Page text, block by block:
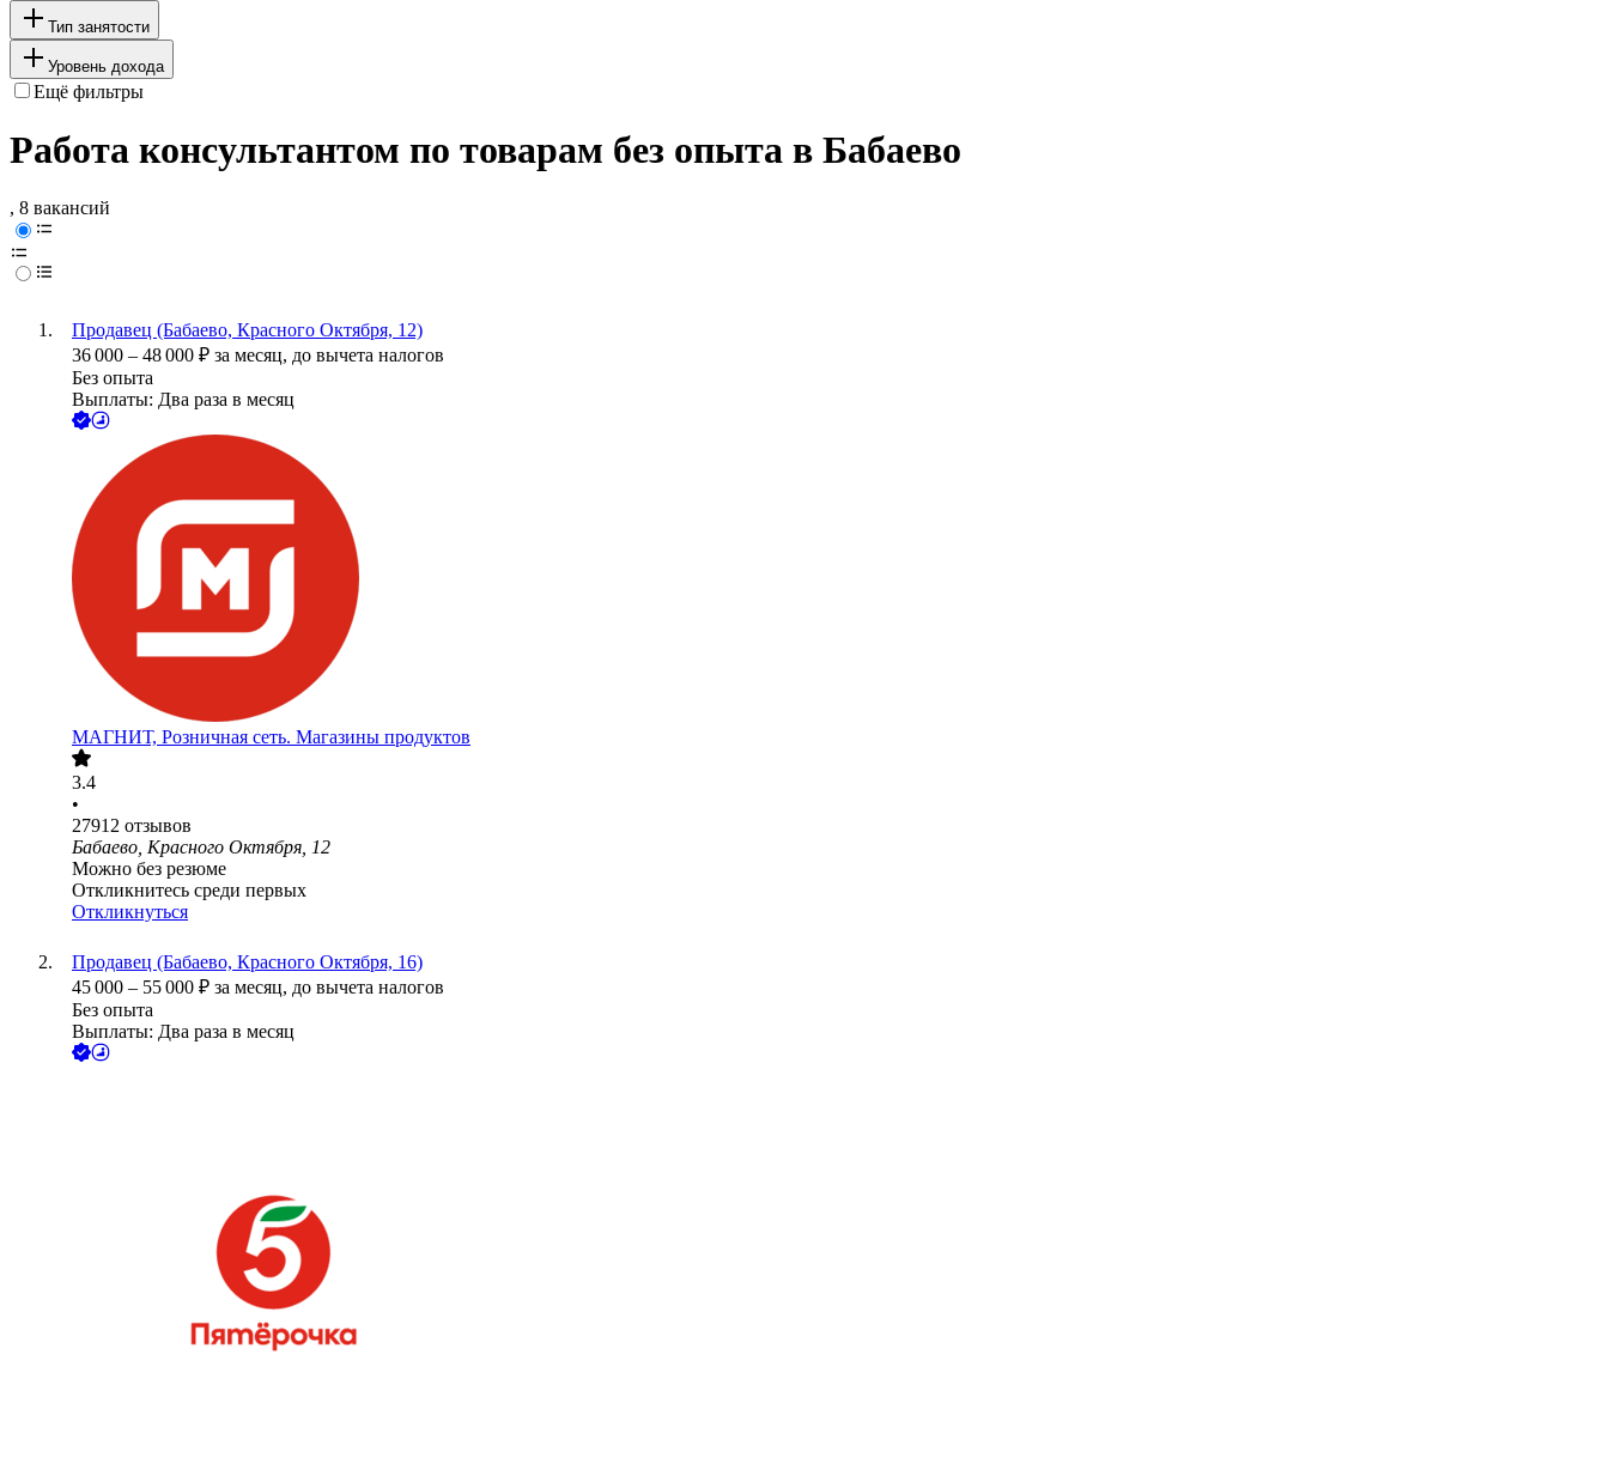
Тип занятости
Уровень дохода
Ещё фильтры
Работа консультантом по товарам без опыта в Бабаево
, 8 вакансий
Продавец (Бабаево, Красного Октября, 12)
36 000 – 48 000 ₽ за месяц, до вычета налогов
Без опыта
Выплаты: Два раза в месяц
МАГНИТ, Розничная сеть. Магазины продуктов
3.4
•
27912 отзывов
Бабаево, Красного Октября, 12
Можно без резюме
Откликнитесь среди первых
Откликнуться
Продавец (Бабаево, Красного Октября, 16)
45 000 – 55 000 ₽ за месяц, до вычета налогов
Без опыта
Выплаты: Два раза в месяц